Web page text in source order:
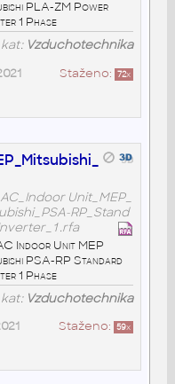
PLA-ZM Power
1 Phase
kat: Vzduchotechnika
Staženo: 72x
Unit_MEP_
RP_Stand
.rfa
Indoor Unit MEP
PSA-RP Standard
1 Phase
kat: Vzduchotechnika
Staženo: 59x